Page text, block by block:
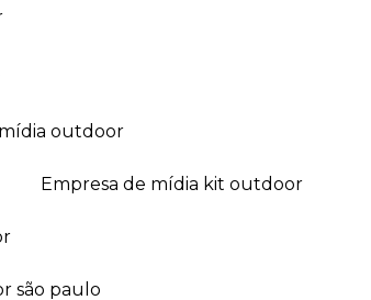
mídia outdoor
empresa de mídia kit outdoor
são paulo